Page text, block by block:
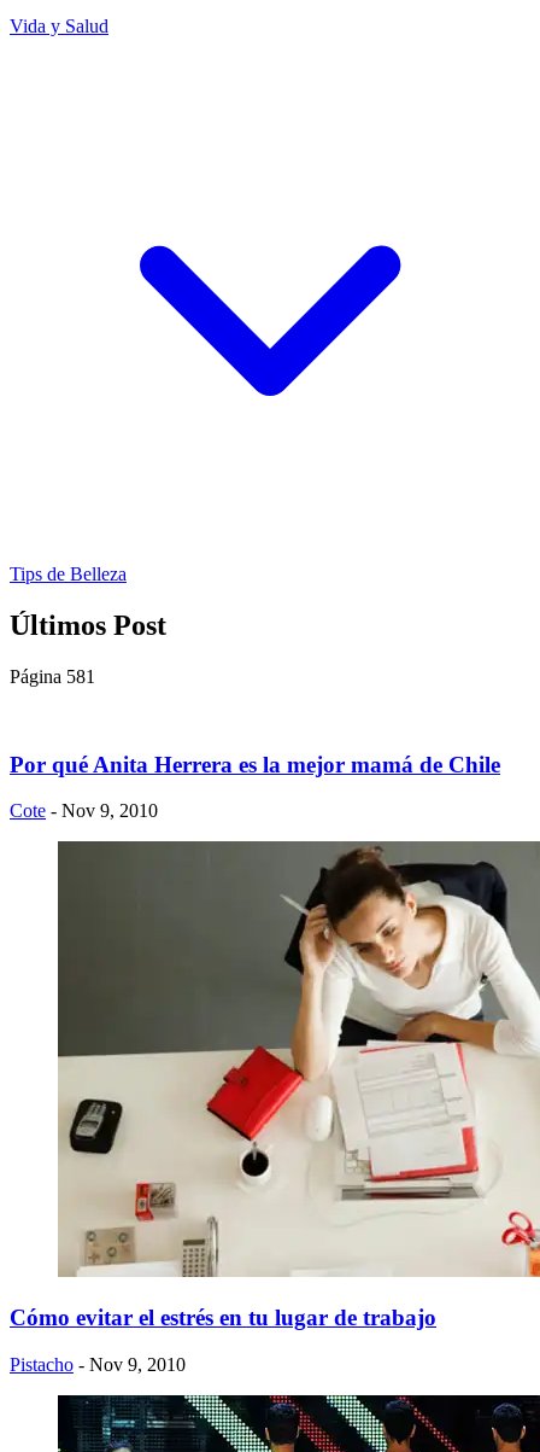
Vida y Salud
Tips de Belleza
Últimos Post
Página 581
Por qué Anita Herrera es la mejor mamá de Chile
Cote - Nov 9, 2010
Cómo evitar el estrés en tu lugar de trabajo
Pistacho - Nov 9, 2010